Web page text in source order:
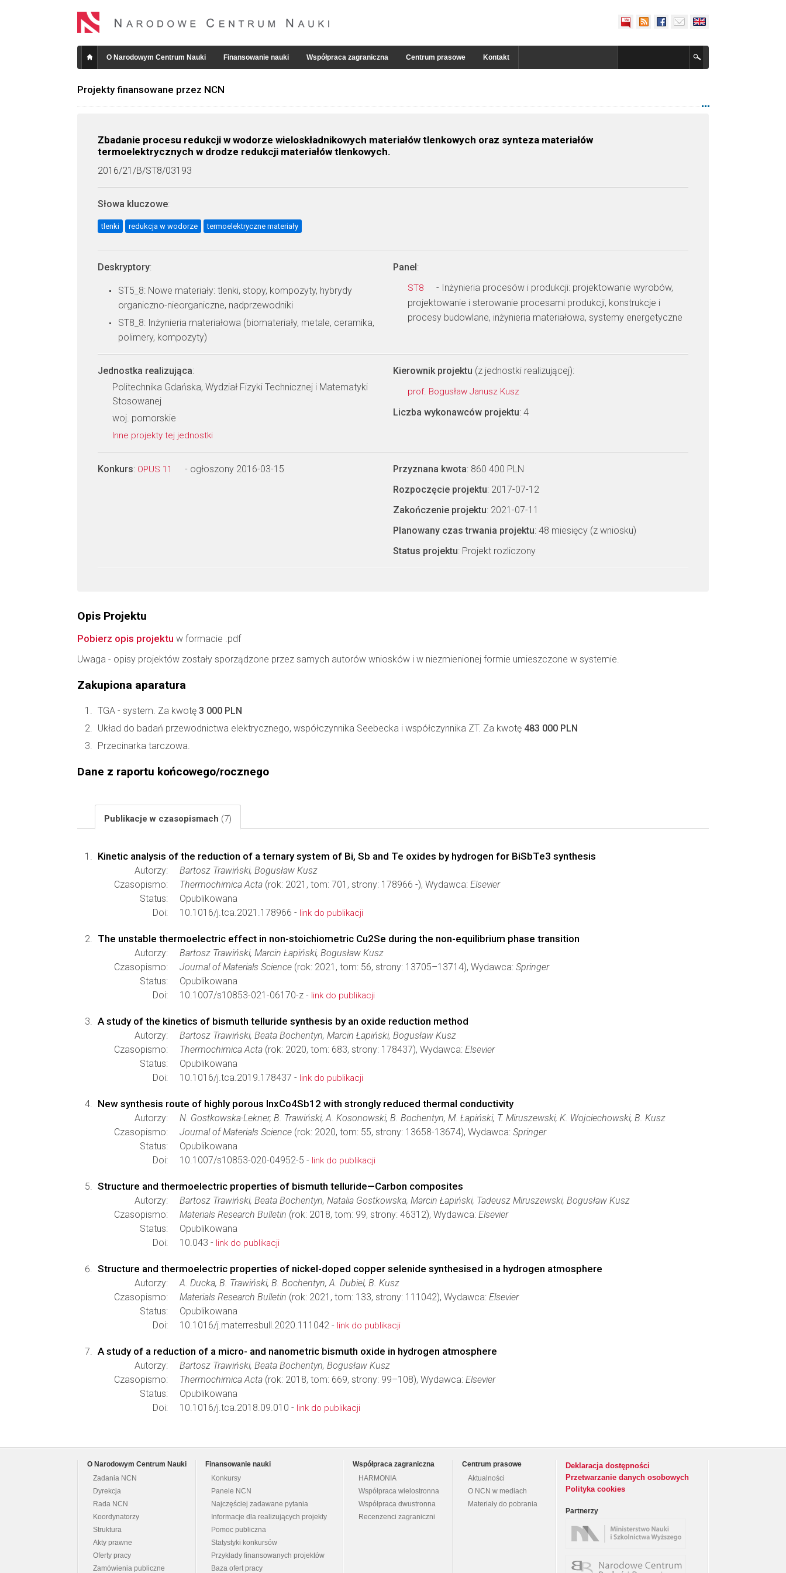
O Narodowym Centrum Nauki Finansowanie nauki Współpraca zagraniczna Centrum prasowe Kontakt
Projekty finansowane przez NCN
Zbadanie procesu redukcji w wodorze wieloskładnikowych materiałów tlenkowych oraz synteza materiałów
termoelektrycznych w drodze redukcji materiałów tlenkowych.
2016/21/B/ST8/03193
Słowa kluczowe:
tlenki redukcja w wodorze termoelektryczne materiały
Deskryptory:
ST5_8: Nowe materiały: tlenki, stopy, kompozyty, hybrydy
organiczno-nieorganiczne, nadprzewodniki
ST8_8: Inżynieria materiałowa (biomateriały, metale, ceramika,
polimery, kompozyty)
Panel:
ST8
- Inżynieria procesów i produkcji: projektowanie wyrobów,
projektowanie i sterowanie procesami produkcji, konstrukcje i
procesy budowlane, inżynieria materiałowa, systemy energetyczne
Jednostka realizująca:
Politechnika Gdańska, Wydział Fizyki Technicznej i Matematyki
Stosowanej
woj. pomorskie
Inne projekty tej jednostki
Kierownik projektu (z jednostki realizującej):
prof. Bogusław Janusz Kusz
Liczba wykonawców projektu: 4
Konkurs: OPUS 11 - ogłoszony 2016-03-15 Przyznana kwota: 860 400 PLN
Rozpoczęcie projektu: 2017-07-12
Zakończenie projektu: 2021-07-11
Planowany czas trwania projektu: 48 miesięcy (z wniosku)
Status projektu: Projekt rozliczony
Opis Projektu
Pobierz opis projektu w formacie .pdf
Uwaga - opisy projektów zostały sporządzone przez samych autorów wniosków i w niezmienionej formie umieszczone w systemie.
Zakupiona aparatura
TGA - system. Za kwotę 3 000 PLN
Układ do badań przewodnictwa elektrycznego, współczynnika Seebecka i współczynnika ZT. Za kwotę 483 000 PLN
Przecinarka tarczowa.
Dane z raportu końcowego/rocznego
Publikacje w czasopismach (7)
Kinetic analysis of the reduction of a ternary system of Bi, Sb and Te oxides by hydrogen for BiSbTe3 synthesis
Autorzy:
Bartosz Trawiński, Bogusław Kusz
Czasopismo:
Thermochimica Acta (rok: 2021, tom: 701, strony: 178966 -), Wydawca: Elsevier
Status:
Opublikowana
Doi:
10.1016/j.tca.2021.178966 - link do publikacji
The unstable thermoelectric effect in non-stoichiometric Cu2Se during the non-equilibrium phase transition
Autorzy:
Bartosz Trawiński, Marcin Łapiński, Bogusław Kusz
Czasopismo:
Journal of Materials Science (rok: 2021, tom: 56, strony: 13705–13714), Wydawca: Springer
Status:
Opublikowana
Doi:
10.1007/s10853-021-06170-z - link do publikacji
A study of the kinetics of bismuth telluride synthesis by an oxide reduction method
Autorzy:
Bartosz Trawiński, Beata Bochentyn, Marcin Łapiński, Bogusław Kusz
Czasopismo:
Thermochimica Acta (rok: 2020, tom: 683, strony: 178437), Wydawca: Elsevier
Status:
Opublikowana
Doi:
10.1016/j.tca.2019.178437 - link do publikacji
New synthesis route of highly porous InxCo4Sb12 with strongly reduced thermal conductivity
Autorzy:
N. Gostkowska-Lekner, B. Trawiński, A. Kosonowski, B. Bochentyn, M. Łapiński, T. Miruszewski, K. Wojciechowski, B. Kusz
Czasopismo:
Journal of Materials Science (rok: 2020, tom: 55, strony: 13658-13674), Wydawca: Springer
Status:
Opublikowana
Doi:
10.1007/s10853-020-04952-5 - link do publikacji
Structure and thermoelectric properties of bismuth telluride—Carbon composites
Autorzy:
Bartosz Trawiński, Beata Bochentyn, Natalia Gostkowska, Marcin Łapiński, Tadeusz Miruszewski, Bogusław Kusz
Czasopismo:
Materials Research Bulletin (rok: 2018, tom: 99, strony: 46312), Wydawca: Elsevier
Status:
Opublikowana
Doi:
10.043 - link do publikacji
Structure and thermoelectric properties of nickel-doped copper selenide synthesised in a hydrogen atmosphere
Autorzy:
A. Ducka, B. Trawiński, B. Bochentyn, A. Dubiel, B. Kusz
Czasopismo:
Materials Research Bulletin (rok: 2021, tom: 133, strony: 111042), Wydawca: Elsevier
Status:
Opublikowana
Doi:
10.1016/j.materresbull.2020.111042 - link do publikacji
A study of a reduction of a micro- and nanometric bismuth oxide in hydrogen atmosphere
Autorzy:
Bartosz Trawiński, Beata Bochentyn, Bogusław Kusz
Czasopismo:
Thermochimica Acta (rok: 2018, tom: 669, strony: 99–108), Wydawca: Elsevier
Status:
Opublikowana
Doi:
10.1016/j.tca.2018.09.010 - link do publikacji
O Narodowym Centrum Nauki
Zadania NCN
Dyrekcja
Rada NCN
Koordynatorzy
Struktura
Akty prawne
Oferty pracy
Zamówienia publiczne
Finansowanie nauki
Konkursy
Panele NCN
Najczęściej zadawane pytania
Informacje dla realizujących projekty
Pomoc publiczna
Statystyki konkursów
Przykłady finansowanych projektów
Baza ofert pracy
Współpraca zagraniczna
HARMONIA
Współpraca wielostronna
Współpraca dwustronna
Recenzenci zagraniczni
Centrum prasowe
Aktualności
O NCN w mediach
Materiały do pobrania
Deklaracja dostępności
Przetwarzanie danych osobowych
Polityka cookies
Partnerzy